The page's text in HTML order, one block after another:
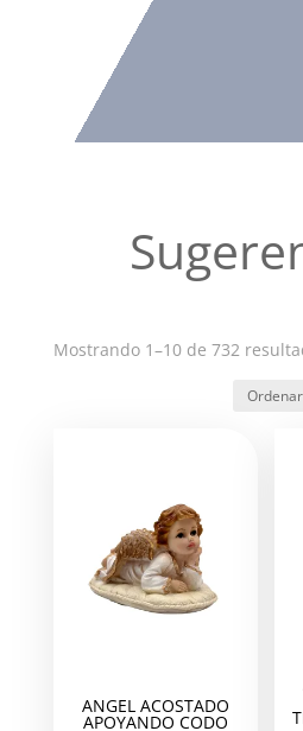
Mostrando 1–10 de 732
ANGEL ACOSTADO
APOYANDO CODO